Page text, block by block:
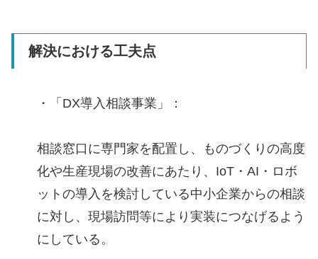
解決における工夫点
・「DX導入相談事業」：
相談窓口に専門家を配置し、ものづくりの高度
化や生産現場の改善にあたり、IoT・AI・ロボ
ットの導入を検討している中小企業からの相談
に対し、現場訪問等により実装につなげるよう
にしている。